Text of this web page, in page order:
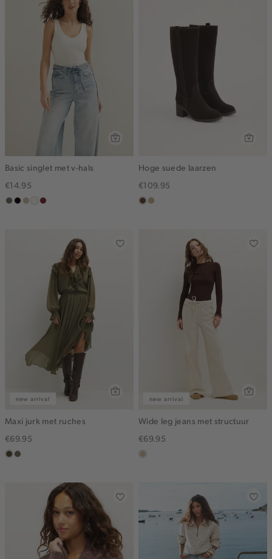
Basic singlet met v-hals
€14.95
middenbruin
zwartlichtzand
wit,bordeaux
Hoge suede laarzen
€109.95
donkerbruin
zand
new arrival
Maxi jurk met ruches
€69.95
groen,
middenbruin
new arrival
Wide leg jeans met structuur
€69.95
lichtzand